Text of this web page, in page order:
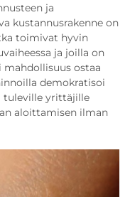
ja
kustannusrakenne on
toimivat hyvin
ja joilla on
mahdollisuus ostaa
demokratisoi
tuleville yrittäjille
aloittamisen ilman